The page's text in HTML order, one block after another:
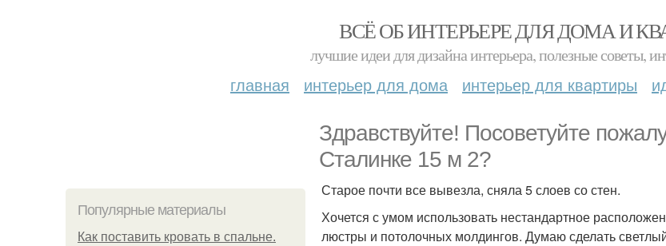
ВСЁ ОБ ИНТЕРЬЕРЕ ДЛЯ ДОМА И
лучшие идеи для дизайна интерьера, полезные советы,
главная интерьер для дома интерьер для квартиры
Здравствуйте! Посоветуйте
Сталинке 15 м 2?
Популярные материалы
Как поставить кровать в спальне.
Старое почти все вывезла, сняла 5 слоев со стен.
Хочется с умом использовать нестандартное
люстры и потолочных молдингов. Думаю сделать